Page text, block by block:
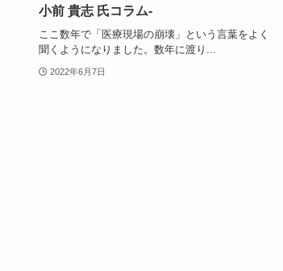
小前 貴志 氏コラム-
ここ数年で「医療現場の崩壊」という言葉をよく
聞くようになりました。数年に渡り...
2022年6月7日